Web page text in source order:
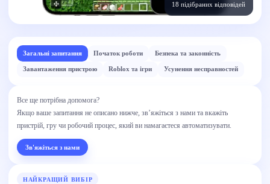
18 підібраних відповідей
Загальні запитання Початок роботи Безпека та законність
Завантаження пристрою Roblox та ігри Усунення несправностей
Все ще потрібна допомога?
Якщо ваше запитання не описано нижче, зв’яжіться з нами та вкажіть
пристрій, гру чи робочий процес, який ви намагаєтеся автоматизувати.
Зв'яжіться з нами
НАЙКРАЩИЙ ВИБІР